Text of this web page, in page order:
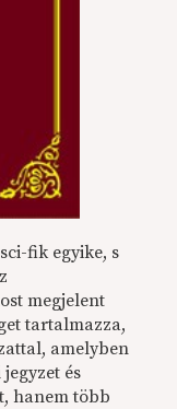
fik egyike, s
megjelent
tartalmazza,
amelyben
és
hanem több